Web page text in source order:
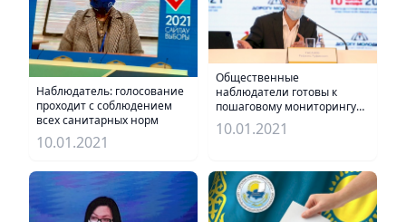
Наблюдатель: голосование
проходит с соблюдением
всех санитарных норм
10.01.2021
Общественные
наблюдатели готовы к
пошаговому мониторингу
выборов
10.01.2021